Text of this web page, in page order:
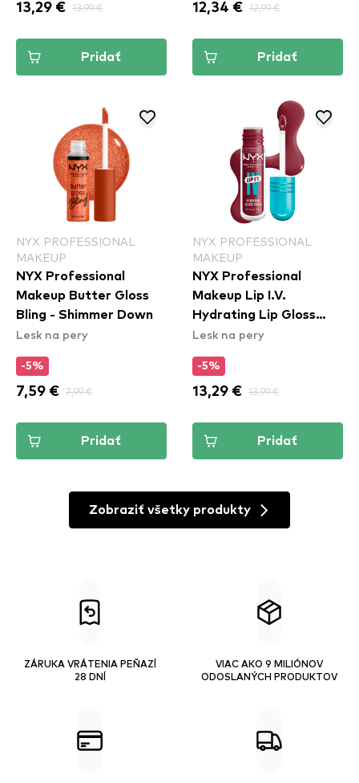
13,29 € 13,99 €
Pridať
12,34 € 12,99 €
Pridať
NYX PROFESSIONAL
MAKEUP
NYX Professional
Makeup Butter Gloss
Bling - Shimmer Down
Lesk na pery
-5%
7,59 € 7,99 €
Pridať
NYX PROFESSIONAL
MAKEUP
NYX Professional
Makeup Lip I.V.
Hydrating Lip Gloss
Stain - 07 Bubblegum
Lesk na pery
-5%
13,29 € 13,99 €
Pridať
Zobraziť všetky produkty
ZÁRUKA VRÁTENIA PEŇAZÍ
28 DNÍ
VIAC AKO 9 MILIÓNOV
ODOSLANÝCH PRODUKTOV